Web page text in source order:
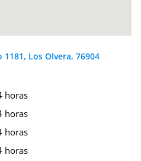
Los Olvera, 76904
horas
horas
horas
horas